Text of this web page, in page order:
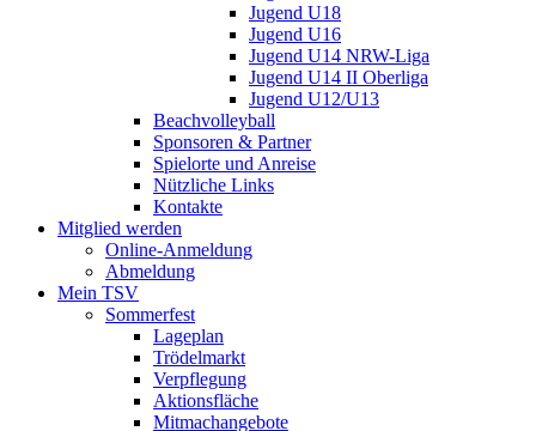
Jugend U18
Jugend U16
Jugend U14 NRW-Liga
Jugend U14 II Oberliga
Jugend U12/U13
Beachvolleyball
Sponsoren & Partner
Spielorte und Anreise
Nützliche Links
Kontakte
Mitglied werden
Online-Anmeldung
Abmeldung
Mein TSV
Sommerfest
Lageplan
Trödelmarkt
Verpflegung
Aktionsfläche
Mitmachangebote